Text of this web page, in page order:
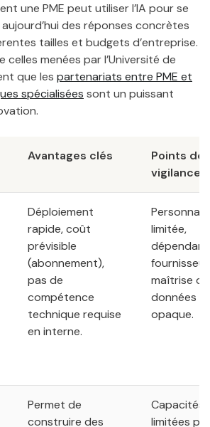
une PME peut utiliser l’IA pour se
des réponses concrètes
tailles et budgets d’entreprise.
celles menées par l’Université de
que les partenariats entre PME et
spécialisées sont un puissant
Avantages clés
Points de
vigilance
Déploiement
rapide, coût
prévisible
(abonnement),
pas de
compétence
technique requise
en interne.
limitée,
maîtrise
données
opaque.
Permet de
construire des
Capacités
limitées